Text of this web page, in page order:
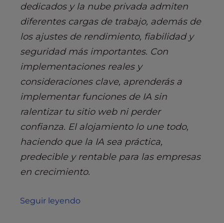
dedicados y la nube privada admiten
diferentes cargas de trabajo, además de
los ajustes de rendimiento, fiabilidad y
seguridad más importantes. Con
implementaciones reales y
consideraciones clave, aprenderás a
implementar funciones de IA sin
ralentizar tu sitio web ni perder
confianza. El alojamiento lo une todo,
haciendo que la IA sea práctica,
predecible y rentable para las empresas
en crecimiento.
Seguir leyendo